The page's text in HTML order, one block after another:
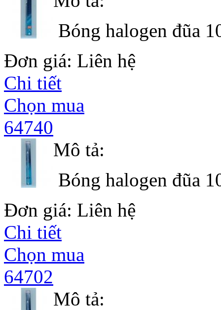
Bóng halogen đũa
Đơn giá: Liên hệ
Chi tiết
Chọn mua
64740
Mô tả:
Bóng halogen đũa
Đơn giá: Liên hệ
Chi tiết
Chọn mua
64702
Mô tả: